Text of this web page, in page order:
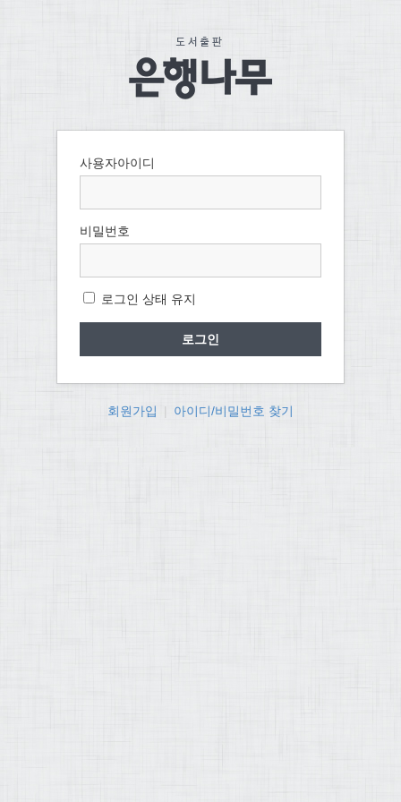
사용자아이디
비밀번호
로그인 상태 유지
회원가입 아이디/비밀번호 찾기